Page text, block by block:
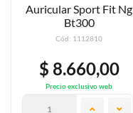
Auricular Sport Fit Ng
Bt300
Cód: 1112810
$ 8.660,00
Precio exclusivo web